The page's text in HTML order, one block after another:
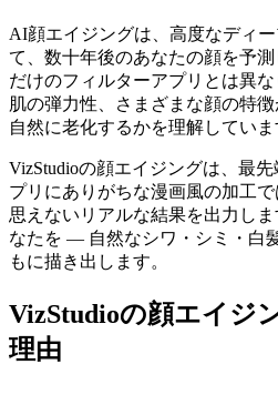
AI顔エイジングは、高度なディ
て、数十年後のあなたの顔を予
だけのフィルターアプリとは異
肌の弾力性、さまざまな顔の特
自然に老化するかを理解していま
VizStudioの顔エイジングは、最
プリにありがちな漫画風の加工
思えないリアルな結果を出力し
なたを — 自然なシワ・シミ・白
もに描き出します。
VizStudioの顔エイジ
理由